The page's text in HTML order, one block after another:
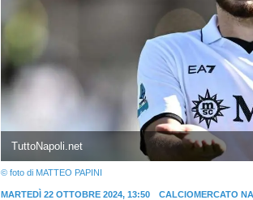
TuttoNapoli.net
© foto di MATTEO PAPINI
MARTEDÌ 22 OTTOBRE 2024, 13:50
CALCIOMERCATO